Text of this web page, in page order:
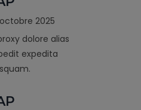
2025
dolore alias
expedita